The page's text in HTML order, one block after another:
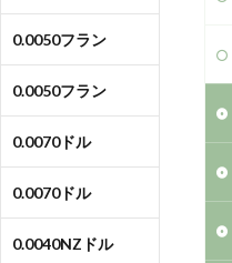
0.0050フラン
0.0050フラン
0.0070ドル
0.0070ドル
0.0040NZドル